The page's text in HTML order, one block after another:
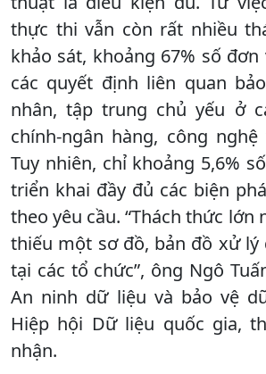
thực thi vẫn còn rất nhiều
khảo sát, khoảng 67% số
các quyết định liên quan
nhân, tập trung chủ yếu ở
chính-ngân hàng, công
Tuy nhiên, chỉ khoảng 5,6%
triển khai đầy đủ các biện
theo yêu cầu. “Thách thức lớn
thiếu một sơ đồ, bản đồ xử
tại các tổ chức”, ông Ngô
An ninh dữ liệu và bảo vệ
Hiệp hội Dữ liệu quốc gia,
nhận.